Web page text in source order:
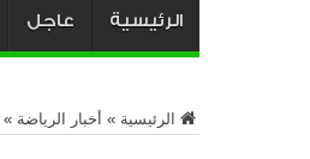
الرئيسية عاجل
الرئيسية » أخبار الرياضة »